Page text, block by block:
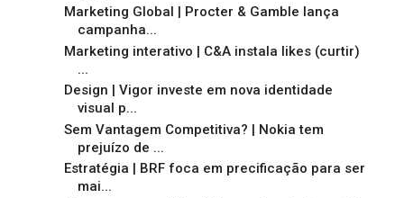
Marketing Global | Procter & Gamble lança
campanha...
Marketing interativo | C&A instala likes (curtir)
...
Design | Vigor investe em nova identidade
visual p...
Sem Vantagem Competitiva? | Nokia tem
prejuízo de ...
Estratégia | BRF foca em precificação para ser
mai...